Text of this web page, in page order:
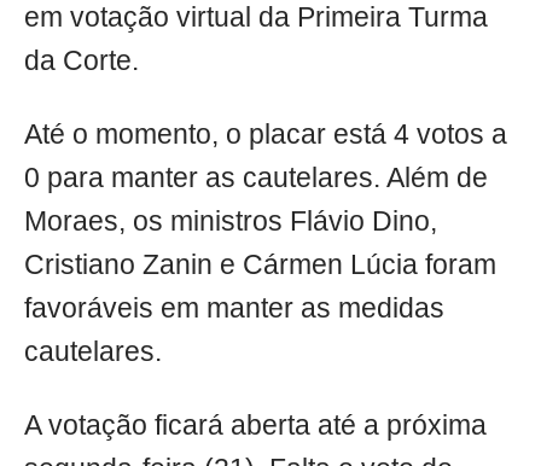
em votação virtual da Primeira Turma
da Corte.
Até o momento, o placar está 4 votos a
0 para manter as cautelares. Além de
Moraes, os ministros Flávio Dino,
Cristiano Zanin e Cármen Lúcia foram
favoráveis em manter as medidas
cautelares.
A votação ficará aberta até a próxima